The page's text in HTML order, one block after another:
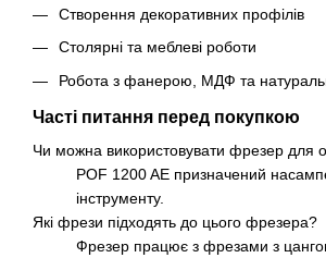
Створення декоративних профілів
Столярні та меблеві роботи
Робота з фанерою, МДФ та
Часті питання перед покупкою
Чи можна використовувати фрезер для
POF 1200 AE призначений
інструменту.
Які фрези підходять до цього фрезера?
Фрезер працює з фрезами з